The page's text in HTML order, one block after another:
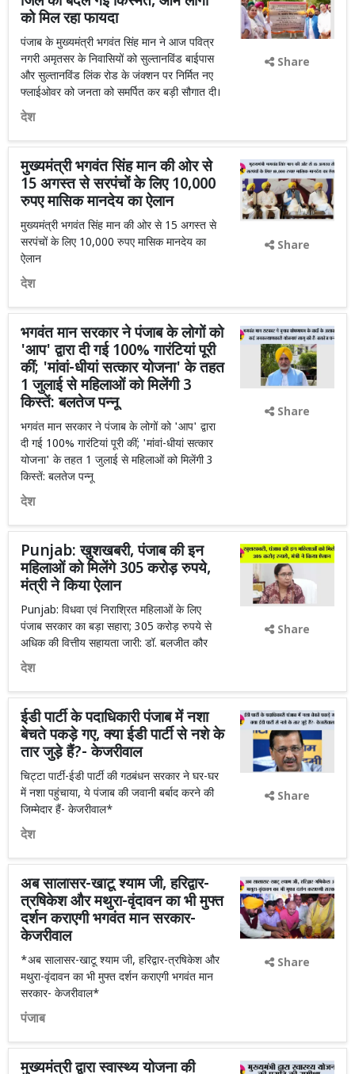
को मिल रहा फायदा
पंजाब के मुख्यमंत्री भगवंत सिंह मान ने आज पवित्र
नगरी अमृतसर के निवासियों को सुल्तानविंड बाईपास
और सुल्तानविंड लिंक रोड के जंक्शन पर निर्मित नए
फ्लाईओवर को जनता को समर्पित कर बड़ी सौगात दी।
देश
Share
मुख्यमंत्री भगवंत सिंह मान की ओर से
15 अगस्त से सरपंचों के लिए 10,000
रुपए मासिक मानदेय का ऐलान
मुख्यमंत्री भगवंत सिंह मान की ओर से 15 अगस्त से
सरपंचों के लिए 10,000 रुपए मासिक मानदेय का
ऐलान
देश
Share
भगवंत मान सरकार ने पंजाब के लोगों को
'आप' द्वारा दी गई 100% गारंटियां पूरी
कीं; 'मांवां-धीयां सत्कार योजना' के तहत
1 जुलाई से महिलाओं को मिलेंगी 3
किस्तें: बलतेज पन्नू
भगवंत मान सरकार ने पंजाब के लोगों को 'आप' द्वारा
दी गई 100% गारंटियां पूरी कीं; 'मांवां-धीयां सत्कार
योजना' के तहत 1 जुलाई से महिलाओं को मिलेंगी 3
किस्तें: बलतेज पन्नू
देश
Share
Punjab: खुशखबरी, पंजाब की इन
महिलाओं को मिलेंगे 305 करोड़ रुपये,
मंत्री ने किया ऐलान
Punjab: विधवा एवं निराश्रित महिलाओं के लिए
पंजाब सरकार का बड़ा सहारा; 305 करोड़ रुपये से
अधिक की वित्तीय सहायता जारी: डॉ. बलजीत कौर
देश
Share
ईडी पार्टी के पदाधिकारी पंजाब में नशा
बेचते पकड़े गए, क्या ईडी पार्टी से नशे के
तार जुड़े हैं?- केजरीवाल
चिट्टा पार्टी-ईडी पार्टी की गठबंधन सरकार ने घर-घर
में नशा पहुंचाया, ये पंजाब की जवानी बर्बाद करने की
जिम्मेदार हैं- केजरीवाल*
देश
Share
अब सालासर-खाटू श्याम जी, हरिद्वार-
त्रषिकेश और मथुरा-वृंदावन का भी मुफ्त
दर्शन कराएगी भगवंत मान सरकार-
केजरीवाल
*अब सालासर-खाटू श्याम जी, हरिद्वार-त्रषिकेश और
मथुरा-वृंदावन का भी मुफ्त दर्शन कराएगी भगवंत मान
सरकार- केजरीवाल*
पंजाब
Share
मुख्यमंत्री द्वारा स्वास्थ्य योजना की